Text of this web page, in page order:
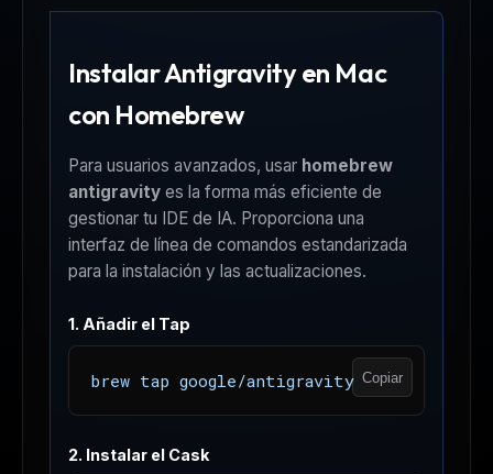
Instalar Antigravity en Mac
con Homebrew
Para usuarios avanzados, usar homebrew
antigravity es la forma más eficiente de
gestionar tu IDE de IA. Proporciona una
interfaz de línea de comandos estandarizada
para la instalación y las actualizaciones.
1. Añadir el Tap
brew tap google/antigravity Copiar
2. Instalar el Cask